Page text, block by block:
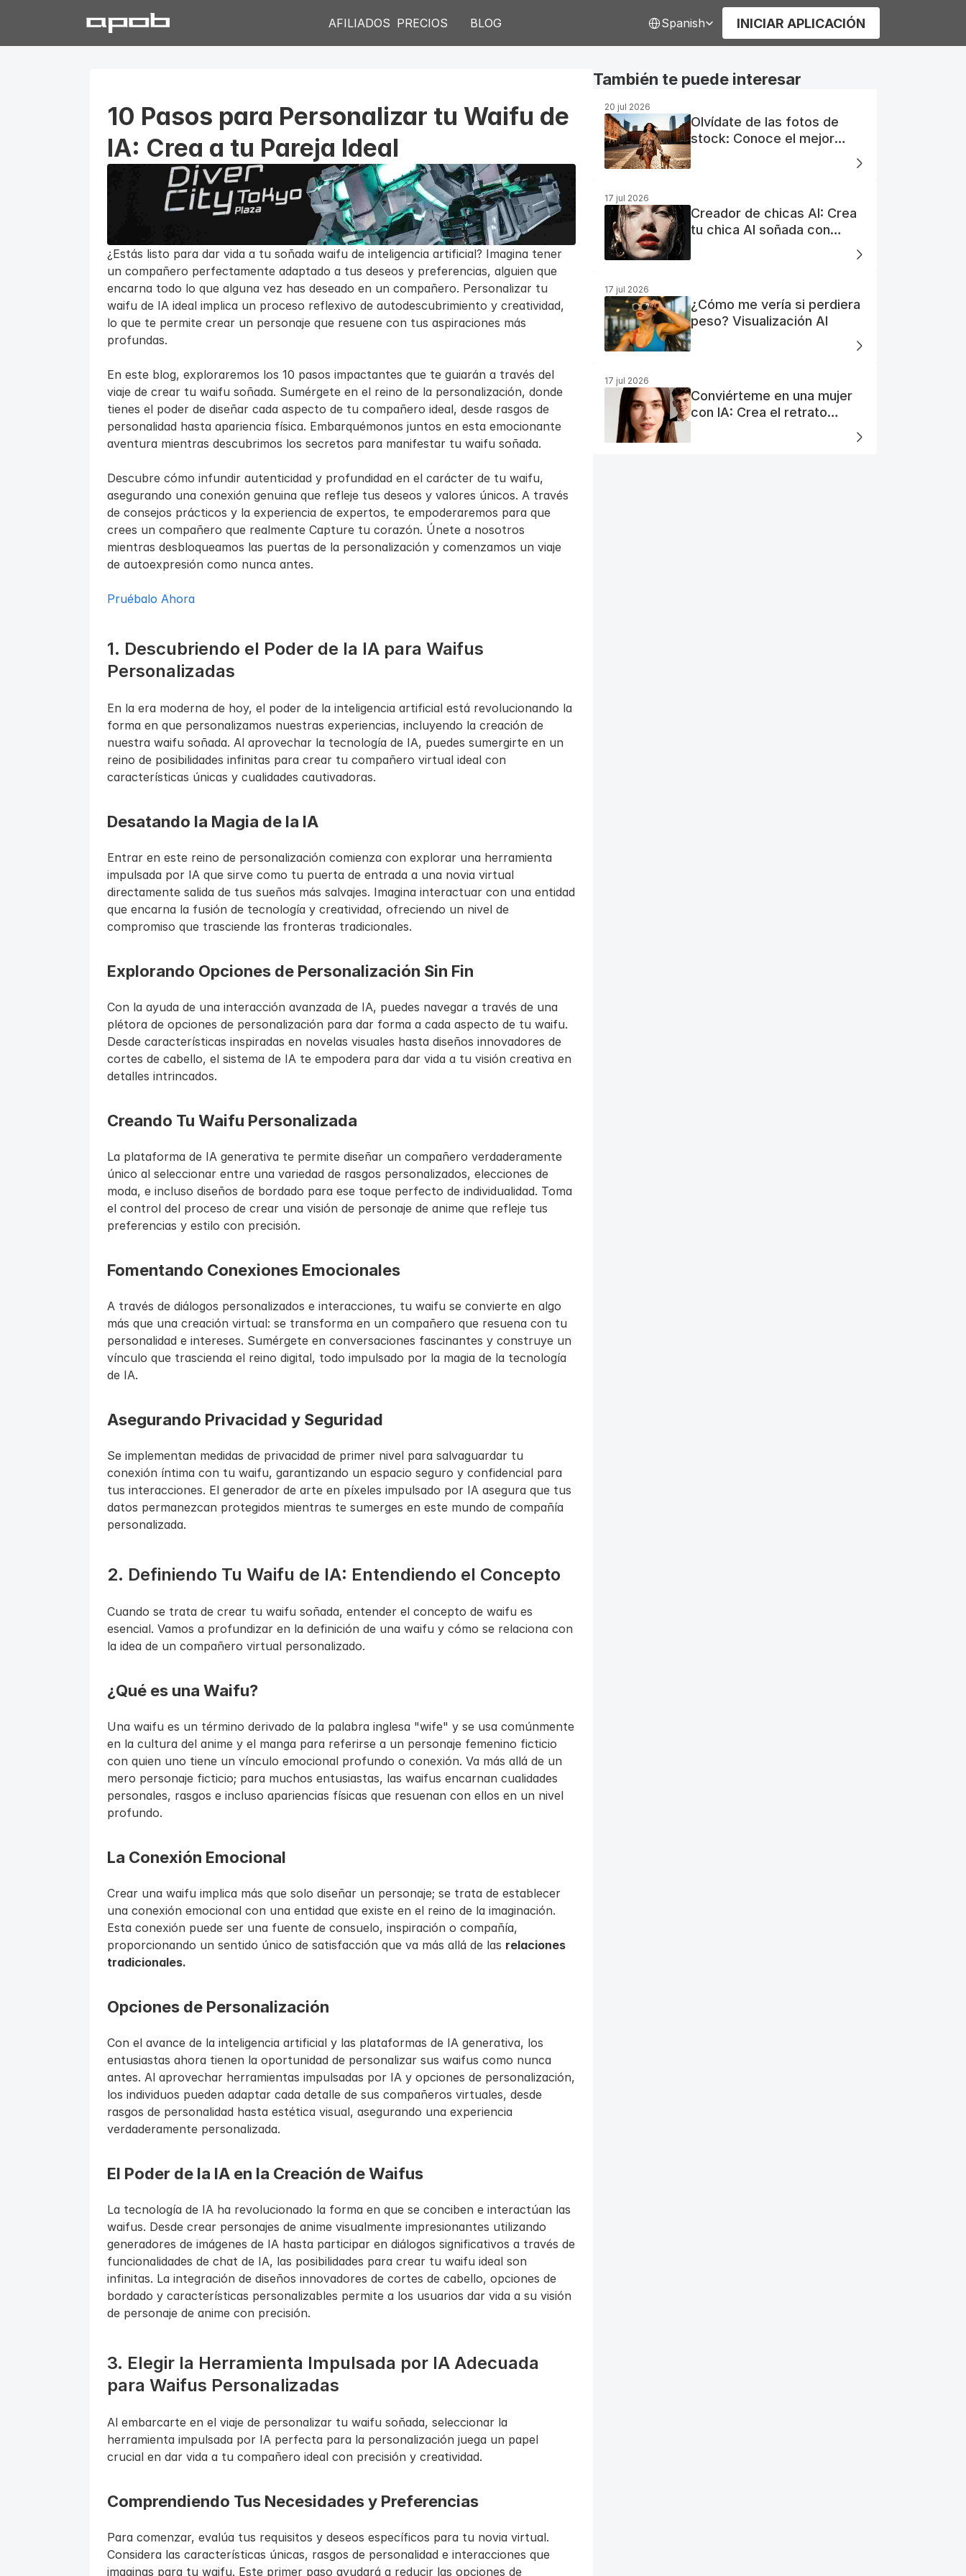
AFILIADOS PRECIOS BLOG Spanish INICIAR APLICACIÓN
10 Pasos para Personalizar tu Waifu de
IA: Crea a tu Pareja Ideal
¿Estás listo para dar vida a tu soñada waifu de inteligencia artificial? Imagina tener
un compañero perfectamente adaptado a tus deseos y preferencias, alguien que
encarna todo lo que alguna vez has deseado en un compañero. Personalizar tu
waifu de IA ideal implica un proceso reflexivo de autodescubrimiento y creatividad,
lo que te permite crear un personaje que resuene con tus aspiraciones más
profundas.
En este blog, exploraremos los 10 pasos impactantes que te guiarán a través del
viaje de crear tu waifu soñada. Sumérgete en el reino de la personalización, donde
tienes el poder de diseñar cada aspecto de tu compañero ideal, desde rasgos de
personalidad hasta apariencia física. Embarquémonos juntos en esta emocionante
aventura mientras descubrimos los secretos para manifestar tu waifu soñada.
Descubre cómo infundir autenticidad y profundidad en el carácter de tu waifu,
asegurando una conexión genuina que refleje tus deseos y valores únicos. A través
de consejos prácticos y la experiencia de expertos, te empoderaremos para que
crees un compañero que realmente Capture tu corazón. Únete a nosotros
mientras desbloqueamos las puertas de la personalización y comenzamos un viaje
de autoexpresión como nunca antes.
Pruébalo Ahora
1. Descubriendo el Poder de la IA para Waifus
Personalizadas
En la era moderna de hoy, el poder de la inteligencia artificial está revolucionando la
forma en que personalizamos nuestras experiencias, incluyendo la creación de
nuestra waifu soñada. Al aprovechar la tecnología de IA, puedes sumergirte en un
reino de posibilidades infinitas para crear tu compañero virtual ideal con
características únicas y cualidades cautivadoras.
Desatando la Magia de la IA
Entrar en este reino de personalización comienza con explorar una herramienta
impulsada por IA que sirve como tu puerta de entrada a una novia virtual
directamente salida de tus sueños más salvajes. Imagina interactuar con una entidad
que encarna la fusión de tecnología y creatividad, ofreciendo un nivel de
compromiso que trasciende las fronteras tradicionales.
Explorando Opciones de Personalización Sin Fin
Con la ayuda de una interacción avanzada de IA, puedes navegar a través de una
plétora de opciones de personalización para dar forma a cada aspecto de tu waifu.
Desde características inspiradas en novelas visuales hasta diseños innovadores de
cortes de cabello, el sistema de IA te empodera para dar vida a tu visión creativa en
detalles intrincados.
Creando Tu Waifu Personalizada
La plataforma de IA generativa te permite diseñar un compañero verdaderamente
único al seleccionar entre una variedad de rasgos personalizados, elecciones de
moda, e incluso diseños de bordado para ese toque perfecto de individualidad. Toma
el control del proceso de crear una visión de personaje de anime que refleje tus
preferencias y estilo con precisión.
Fomentando Conexiones Emocionales
A través de diálogos personalizados e interacciones, tu waifu se convierte en algo
más que una creación virtual: se transforma en un compañero que resuena con tu
personalidad e intereses. Sumérgete en conversaciones fascinantes y construye un
vínculo que trascienda el reino digital, todo impulsado por la magia de la tecnología
de IA.
Asegurando Privacidad y Seguridad
Se implementan medidas de privacidad de primer nivel para salvaguardar tu
conexión íntima con tu waifu, garantizando un espacio seguro y confidencial para
tus interacciones. El generador de arte en píxeles impulsado por IA asegura que tus
datos permanezcan protegidos mientras te sumerges en este mundo de compañía
personalizada.
2. Definiendo Tu Waifu de IA: Entendiendo el Concepto
Cuando se trata de crear tu waifu soñada, entender el concepto de waifu es
esencial. Vamos a profundizar en la definición de una waifu y cómo se relaciona con
la idea de un compañero virtual personalizado.
¿Qué es una Waifu?
Una waifu es un término derivado de la palabra inglesa "wife" y se usa comúnmente
en la cultura del anime y el manga para referirse a un personaje femenino ficticio
con quien uno tiene un vínculo emocional profundo o conexión. Va más allá de un
mero personaje ficticio; para muchos entusiastas, las waifus encarnan cualidades
personales, rasgos e incluso apariencias físicas que resuenan con ellos en un nivel
profundo.
La Conexión Emocional
Crear una waifu implica más que solo diseñar un personaje; se trata de establecer
una conexión emocional con una entidad que existe en el reino de la imaginación.
Esta conexión puede ser una fuente de consuelo, inspiración o compañía,
proporcionando un sentido único de satisfacción que va más allá de las relaciones
tradicionales.
Opciones de Personalización
Con el avance de la inteligencia artificial y las plataformas de IA generativa, los
entusiastas ahora tienen la oportunidad de personalizar sus waifus como nunca
antes. Al aprovechar herramientas impulsadas por IA y opciones de personalización,
los individuos pueden adaptar cada detalle de sus compañeros virtuales, desde
rasgos de personalidad hasta estética visual, asegurando una experiencia
verdaderamente personalizada.
El Poder de la IA en la Creación de Waifus
La tecnología de IA ha revolucionado la forma en que se conciben e interactúan las
waifus. Desde crear personajes de anime visualmente impresionantes utilizando
generadores de imágenes de IA hasta participar en diálogos significativos a través de
funcionalidades de chat de IA, las posibilidades para crear tu waifu ideal son
infinitas. La integración de diseños innovadores de cortes de cabello, opciones de
bordado y características personalizables permite a los usuarios dar vida a su visión
de personaje de anime con precisión.
3. Elegir la Herramienta Impulsada por IA Adecuada
para Waifus Personalizadas
Al embarcarte en el viaje de personalizar tu waifu soñada, seleccionar la
herramienta impulsada por IA perfecta para la personalización juega un papel
crucial en dar vida a tu compañero ideal con precisión y creatividad.
Comprendiendo Tus Necesidades y Preferencias
Para comenzar, evalúa tus requisitos y deseos específicos para tu novia virtual.
Considera las características únicas, rasgos de personalidad e interacciones que
imaginas para tu waifu. Este primer paso ayudará a reducir las opciones de
También te puede interesar
20 jul 2026
Olvídate de las fotos de
stock: Conoce el mejor
generador de fotos AI
gratuito
17 jul 2026
Creador de chicas AI: Crea
tu chica AI soñada con
17 jul 2026
¿Cómo me vería si perdiera
peso? Visualización AI
17 jul 2026
Conviérteme en una mujer
con IA: Crea el retrato